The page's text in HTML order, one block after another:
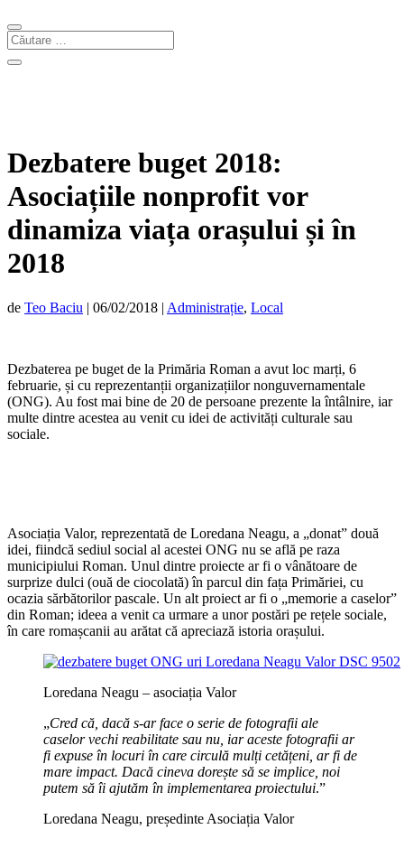
Dezbatere buget 2018:
Asociațiile nonprofit vor
dinamiza viața orașului și în
2018
de Teo Baciu | 06/02/2018 | Administrație, Local
Dezbaterea pe buget de la Primăria Roman a avut loc marți, 6
februarie, și cu reprezentanții organizațiilor nonguvernamentale
(ONG). Au fost mai bine de 20 de persoane prezente la întâlnire, iar
multe dintre acestea au venit cu idei de activități culturale sau
sociale.
Asociația Valor, reprezentată de Loredana Neagu, a „donat” două
idei, fiindcă sediul social al acestei ONG nu se află pe raza
municipiului Roman. Unul dintre proiecte ar fi o vânătoare de
surprize dulci (ouă de ciocolată) în parcul din fața Primăriei, cu
ocazia sărbătorilor pascale. Un alt proiect ar fi o „memorie a caselor”
din Roman; ideea a venit ca urmare a unor postări pe rețele sociale,
în care romașcanii au arătat că apreciază istoria orașului.
Loredana Neagu – asociația Valor
„Cred că, dacă s-ar face o serie de fotografii ale
caselor vechi reabilitate sau nu, iar aceste fotografii ar
fi expuse în locuri în care circulă mulți cetățeni, ar fi de
mare impact. Dacă cineva dorește să se implice, noi
putem să îi ajutăm în implementarea proiectului.”
Loredana Neagu, președinte Asociația Valor